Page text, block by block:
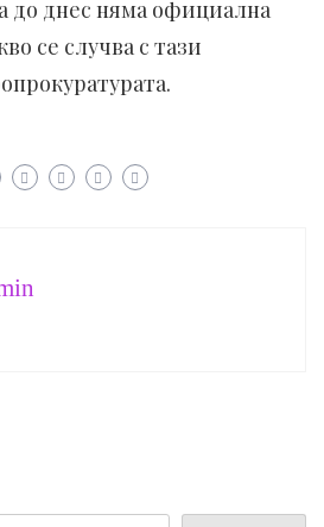
до днес няма официална
се случва с тази